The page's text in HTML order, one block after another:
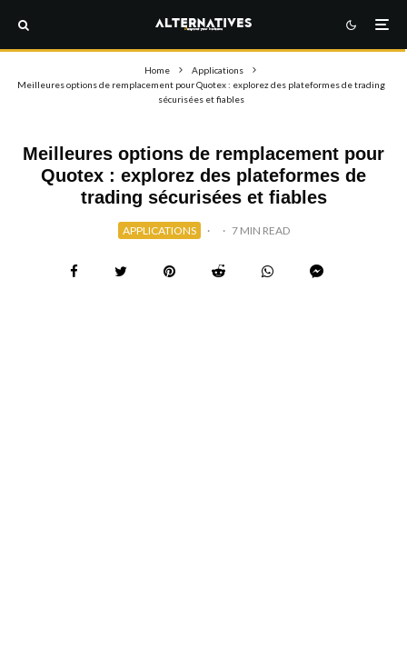
Home
Applications
Meilleures options de remplacement pour Quotex : explorez des plateformes de trading
sécurisées et fiables
Meilleures options de remplacement pour
Quotex : explorez des plateformes de
trading sécurisées et fiables
APPLICATIONS · · 7 MIN READ